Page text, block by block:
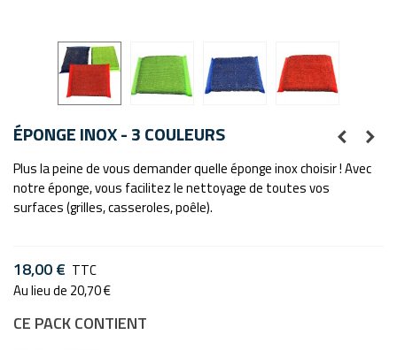
ÉPONGE INOX - 3 COULEURS
Plus la peine de vous demander quelle éponge inox choisir ! Avec
notre éponge, vous facilitez le nettoyage de toutes vos
surfaces(grilles, casseroles, poêle).
18,00 € TTC
Au lieu de 20,70 €
CE PACK CONTIENT